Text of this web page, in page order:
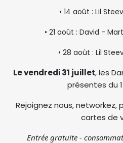
• 14 août : Lil
• 21 août : David -
• 28 août : Lil
Le vendredi 31 juillet, les
présentes du
Rejoignez nous, networkez,
cartes de
Entrée gratuite -